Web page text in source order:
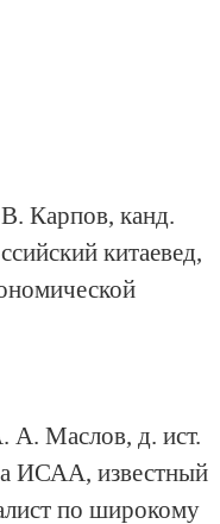
Карпов, канд.
китаевед,
А. Маслов, д. ист.
ИСАА, известный
по широкому